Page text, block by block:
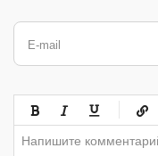
E-mail
-